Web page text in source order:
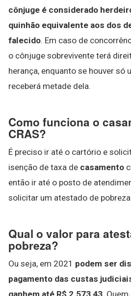
cônjuge é considerado
quinhão equivalente aos dos
falecido. Em caso de
o cônjuge sobrevivente terá
herança, enquanto se houver só
receberá metade dela.
Como funciona o
CRAS?
É preciso ir até o cartório e
isenção de taxa de casamento
então ir até o posto de
solicitar um atestado de
Qual o valor para
pobreza?
Ou seja, em 2021 podem ser
pagamento das custas
ganhem até R$ 2.573,43 .